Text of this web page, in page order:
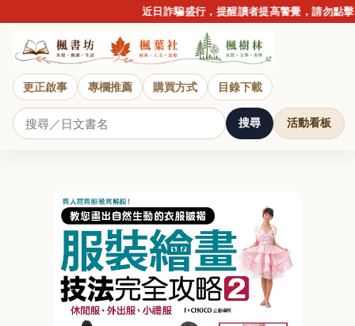
近日詐騙盛行，提醒讀者提高警覺，請勿點擊
更正啟事 專欄推薦 購買方式 目錄下載
搜尋 活動看板